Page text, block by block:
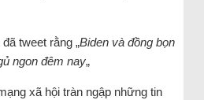
tweet rằng „Biden và đồng bọn
ngon đêm nay„
xã hội tràn ngập những tin